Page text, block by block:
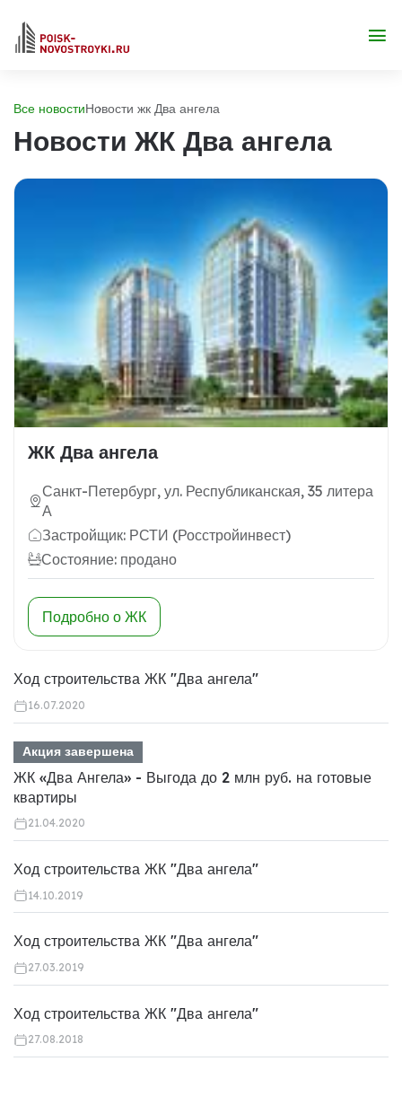
Все новостиНовости жк Два ангела
Новости ЖК Два ангела
ЖК Два ангела
Санкт-Петербург, ул. Республиканская, 35 литера
А
Застройщик: РСТИ (Росстройинвест)
Состояние: продано
Подробно о ЖК
Ход строительства ЖК "Два ангела"
16.07.2020
Акция завершена
ЖК «Два Ангела» - Выгода до 2 млн руб. на готовые
квартиры
21.04.2020
Ход строительства ЖК "Два ангела"
14.10.2019
Ход строительства ЖК "Два ангела"
27.03.2019
Ход строительства ЖК "Два ангела"
27.08.2018